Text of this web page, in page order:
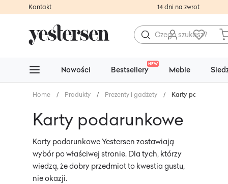
Kontakt 14 dni na zwrot
Nowości Bestsellery
NEW
Meble
Home / Produkty / Prezenty i gadżety / Karty
Karty podarunkowe
Karty podarunkowe Yestersen zostawiają
wybór po właściwej stronie. Dla tych, którzy
wiedzą, że dobry przedmiot to kwestia gustu,
nie okazji.